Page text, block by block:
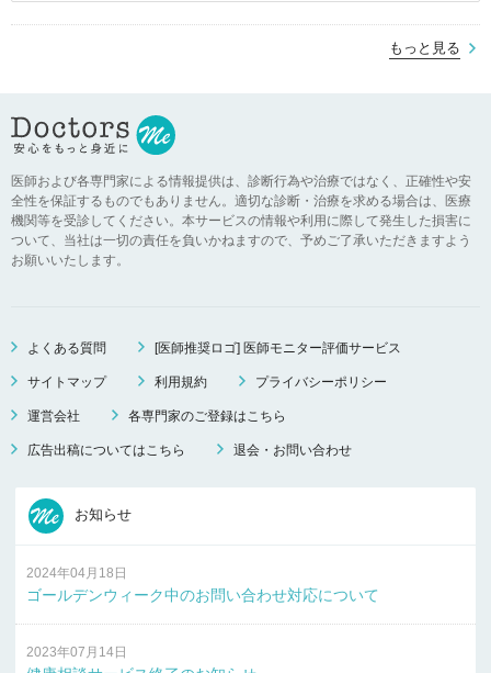
もっと見る
医師および各専門家による情報提供は、診断行為や治療ではなく、正確性や安
全性を保証するものでもありません。適切な診断・治療を求める場合は、医療
機関等を受診してください。本サービスの情報や利用に際して発生した損害に
ついて、当社は一切の責任を負いかねますので、予めご了承いただきますよう
お願いいたします。
よくある質問 [医師推奨ロゴ] 医師モニター評価サービス
サイトマップ 利用規約 プライバシーポリシー
運営会社 各専門家のご登録はこちら
広告出稿についてはこちら 退会・お問い合わせ
お知らせ
2024年04月18日
ゴールデンウィーク中のお問い合わせ対応について
2023年07月14日